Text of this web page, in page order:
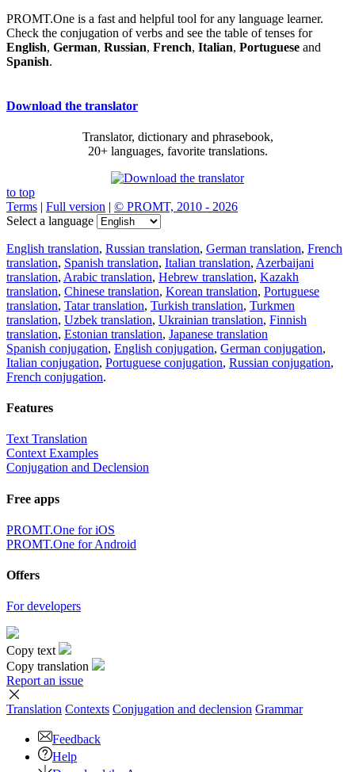
PROMT.One is a fast and helpful tool for any language learner.
Check the conjugation of verbs and see the table of tenses for
English, German, Russian, French, Italian, Portuguese and
Spanish.
Download the translator
Translator, dictionary and phrasebook,
20+ languages, favorite translations.
to top
Terms | Full version | © PROMT, 2010 - 2026
Select a language
English translation, Russian translation, German translation, French
translation, Spanish translation, Italian translation, Azerbaijani
translation, Arabic translation, Hebrew translation, Kazakh
translation, Chinese translation, Korean translation, Portuguese
translation, Tatar translation, Turkish translation, Turkmen
translation, Uzbek translation, Ukrainian translation, Finnish
translation, Estonian translation, Japanese translation
Spanish conjugation, English conjugation, German conjugation,
Italian conjugation, Portuguese conjugation, Russian conjugation,
French conjugation.
Features
Text Translation
Context Examples
Conjugation and Declension
Free apps
PROMT.One for iOS
PROMT.One for Android
Offers
For developers
Copy text
Copy translation
Report an issue
Translation Contexts Conjugation and declension Grammar
Feedback
Help